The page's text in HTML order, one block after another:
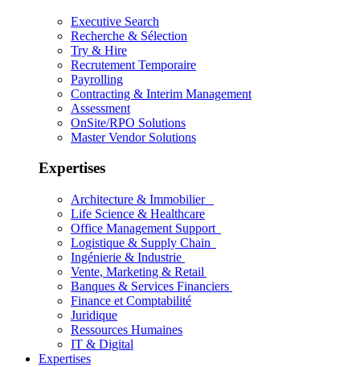
Executive Search
Recherche & Sélection
Try & Hire
Recrutement Temporaire
Payrolling
Contracting & Interim Management
Assessment
OnSite/RPO Solutions
Master Vendor Solutions
Expertises
Architecture & Immobilier
Life Science & Healthcare
Office Management Support
Logistique & Supply Chain
Ingénierie & Industrie
Vente, Marketing & Retail
Banques & Services Financiers
Finance et Comptabilité
Juridique
Ressources Humaines
IT & Digital
Expertises